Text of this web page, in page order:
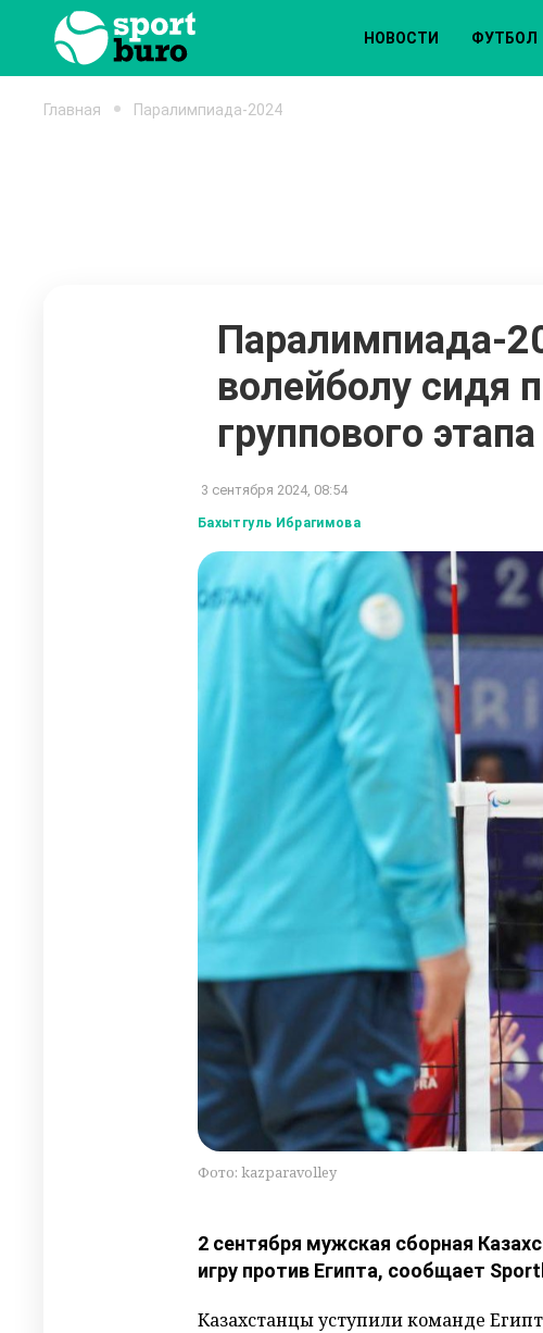
НОВОСТИ ФУТБОЛ
Главная Паралимпиада-2024
Паралимпиада-
волейболу сидя
группового этапа
3 сентября 2024, 08:54
Бахытгуль Ибрагимова
Фото: kazparavolley
2 сентября мужская сборная
игру против Египта, сообщает
Казахстанцы уступили команде